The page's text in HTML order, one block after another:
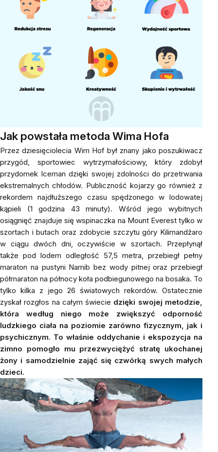
Jak powstała metoda Wima Hofa
Przez dziesięciolecia Wim Hof był znany jako poszukiwacz
przygód, sportowiec wytrzymałościowy, który zdobył
przydomek Iceman dzięki swojej zdolności do przetrwania
ekstremalnych chłodów. Publiczność kojarzy go również z
rekordem najdłuższego czasu spędzonego w lodowatej
kąpieli (1 godzina 43 minuty). Wśród jego wybitnych
osiągnięć znajduje się wspinaczka na Mount Everest tylko w
szortach i butach oraz zdobycie szczytu góry Kilimandżaro
w ciągu dwóch dni, oczywiście w szortach. Przepłynął
także pod lodem odległość 57,5 metra, przebiegł pełny
maraton na pustyni Namib bez wody pitnej oraz przebiegł
półmaraton na północy koła podbiegunowego na bosaka. To
tylko kilka z jego 26 światowych rekordów. Ostatecznie
zyskał rozgłos na całym świecie dzięki swojej metodzie,
która według niego może zwiększyć odporność
ludzkiego ciała na poziomie zarówno fizycznym, jak i
psychicznym. To właśnie oddychanie i ekspozycja na
zimno pomogło mu przezwyciężyć stratę ukochanej
żony i samodzielnie zająć się czwórką swych małych
dzieci.